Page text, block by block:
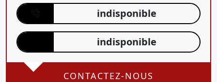
indisponible
indisponible
CONTACTEZ-NOUS